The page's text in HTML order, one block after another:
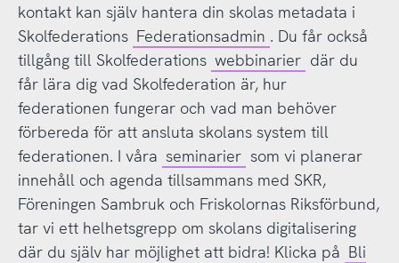
kontakt kan själv hantera din skolas metadata i
Skolfederations Federationsadmin . Du får också
tillgång till Skolfederations webbinarier där du
får lära dig vad Skolfederation är, hur
federationen fungerar och vad man behöver
förbereda för att ansluta skolans system till
federationen. I våra seminarier som vi planerar
innehåll och agenda tillsammans med SKR,
Föreningen Sambruk och Friskolornas Riksförbund,
tar vi ett helhetsgrepp om skolans digitalisering
där du själv har möjlighet att bidra! Klicka på Bli